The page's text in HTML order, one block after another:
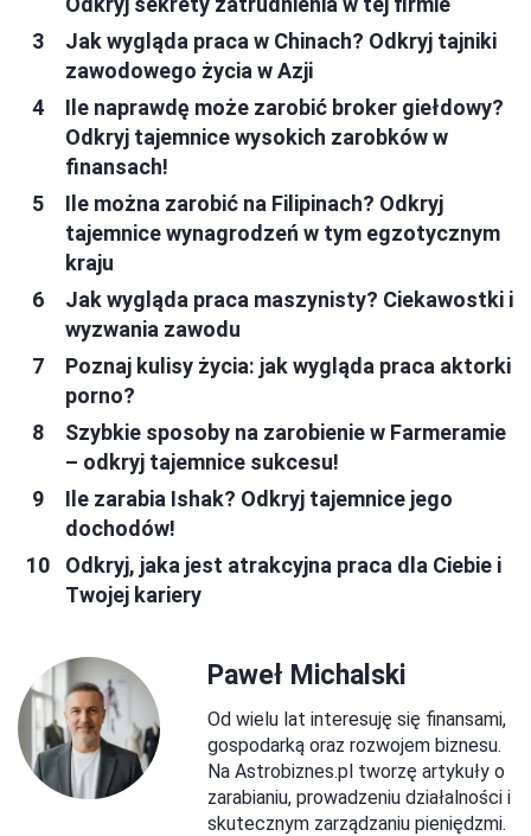
Jak wygląda praca w Chinach? Odkryj tajniki
zawodowego życia w Azji
Ile naprawdę może zarobić broker giełdowy?
Odkryj tajemnice wysokich zarobków w
finansach!
Ile można zarobić na Filipinach? Odkryj
tajemnice wynagrodzeń w tym egzotycznym
kraju
Jak wygląda praca maszynisty? Ciekawostki i
wyzwania zawodu
Poznaj kulisy życia: jak wygląda praca aktorki
porno?
Szybkie sposoby na zarobienie w Farmeramie
– odkryj tajemnice sukcesu!
Ile zarabia Ishak? Odkryj tajemnice jego
dochodów!
Odkryj, jaka jest atrakcyjna praca dla Ciebie i
Twojej kariery
Paweł Michalski
Od wielu lat interesuję się finansami,
gospodarką oraz rozwojem biznesu.
Na Astrobiznes.pl tworzę artykuły o
zarabianiu, prowadzeniu działalności i
skutecznym zarządzaniu pieniędzmi.